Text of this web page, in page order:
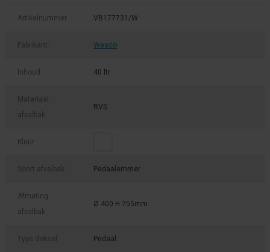
Artikelnummer VB177731/W
Fabrikant: Wesco
Inhoud 40 ltr
Materiaal
afvalbak
RVS
Kleur
Soort afvalbak Pedaalemmer
Afmeting
afvalbak
Ø 400 H 755mm
Type deksel Pedaal